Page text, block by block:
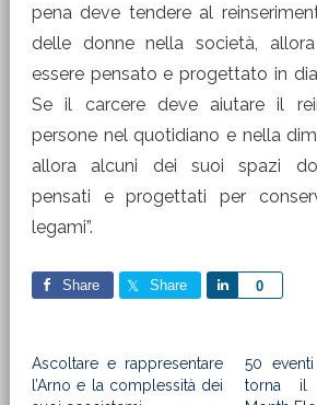
pena deve tendere al
delle donne nella società,
essere pensato e progettato in
Se il carcere deve aiutare il
persone nel quotidiano e nella
allora alcuni dei suoi spazi
pensati e progettati per
legami”.
Share Share 0
Share
Ascoltare e rappresentare
l’Arno e la complessità dei
50
torna il